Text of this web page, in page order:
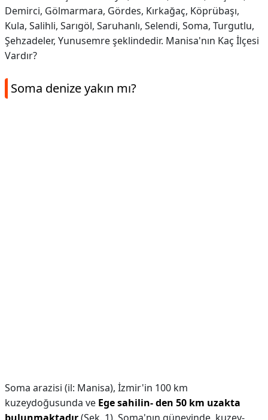
Demirci, Gölmarmara, Gördes, Kırkağaç, Köprübaşı,
Kula, Salihli, Sarıgöl, Saruhanlı, Selendi, Soma, Turgutlu,
Şehzadeler, Yunusemre şeklindedir. Manisa'nın Kaç İlçesi
Vardır?
Soma denize yakın mı?
Soma arazisi (il: Manisa), İzmir'in 100 km
kuzeydoğusunda ve Ege sahilin- den 50 km uzakta